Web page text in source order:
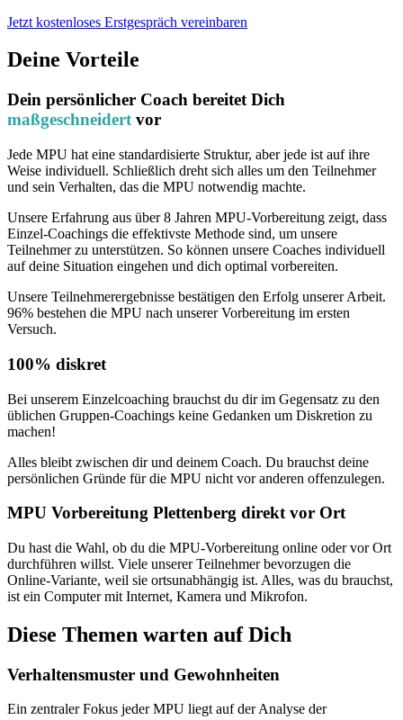
Jetzt kostenloses Erstgespräch vereinbaren
Deine Vorteile
Dein persönlicher Coach bereitet Dich
maßgeschneidertvor
Jede MPU hat eine standardisierte Struktur, aber jede ist auf ihre
Weise individuell. Schließlich dreht sich alles um den Teilnehmer
und sein Verhalten, das die MPU notwendig machte.
Unsere Erfahrung aus über 8 Jahren MPU-Vorbereitung zeigt, dass
Einzel-Coachings die effektivste Methode sind, um unsere
Teilnehmer zu unterstützen. So können unsere Coaches individuell
auf deine Situation eingehen und dich optimal vorbereiten.
Unsere Teilnehmerergebnisse bestätigen den Erfolg unserer Arbeit.
96% bestehen die MPU nach unserer Vorbereitung im ersten
Versuch.
100% diskret
Bei unserem Einzelcoaching brauchst du dir im Gegensatz zu den
üblichen Gruppen-Coachings keine Gedanken um Diskretion zu
machen!
Alles bleibt zwischen dir und deinem Coach. Du brauchst deine
persönlichen Gründe für die MPU nicht vor anderen offenzulegen.
MPU Vorbereitung Plettenberg direkt vor Ort
Du hast die Wahl, ob du die MPU-Vorbereitung online oder vor Ort
durchführen willst. Viele unserer Teilnehmer bevorzugen die
Online-Variante, weil sie ortsunabhängig ist. Alles, was du brauchst,
ist ein Computer mit Internet, Kamera und Mikrofon.
Diese Themen warten auf Dich
Verhaltensmuster und Gewohnheiten
Ein zentraler Fokus jeder MPU liegt auf der Analyse der